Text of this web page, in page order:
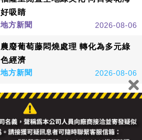
好吸睛
地方新聞
2026-08-06
農廢葡萄藤悶燒處理 轉化為多元綠
色經濟
地方新聞
2026-08-06
看更多